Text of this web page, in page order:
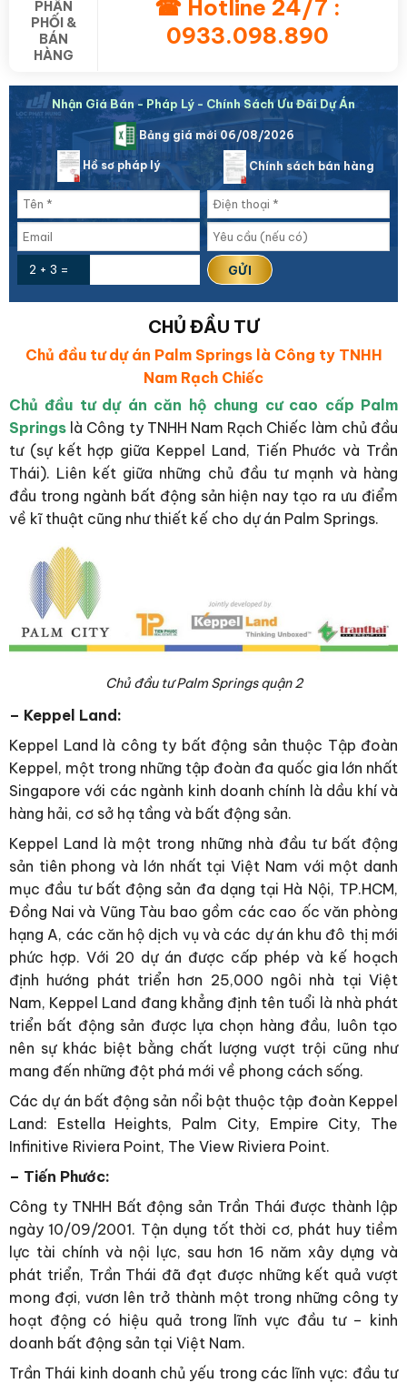
PHẤN
PHỐI &
BÁN
HÀNG
☎ Hotline 24/7 :
0933.098.890
Nhận Giá Bán - Pháp Lý - Chính Sách Ưu Đãi Dự Án
Bảng giá mới 06/08/2026
Hồ sơ pháp lý Chính sách bán hàng
2 + 3 =
CHỦ ĐẦU TƯ
Chủ đầu tư dự án Palm Springs là Công ty TNHH
Nam Rạch Chiếc
Chủ đầu tư dự án căn hộ chung cư cao cấp Palm
Springs là Công ty TNHH Nam Rạch Chiếc làm chủ đầu
tư (sự kết hợp giữa Keppel Land, Tiến Phước và Trần
Thái). Liên kết giữa những chủ đầu tư mạnh và hàng
đầu trong ngành bất động sản hiện nay tạo ra ưu điểm
về kĩ thuật cũng như thiết kế cho dự án Palm Springs.
Chủ đầu tư Palm Springs quận 2
– Keppel Land:
Keppel Land là công ty bất động sản thuộc Tập đoàn
Keppel, một trong những tập đoàn đa quốc gia lớn nhất
Singapore với các ngành kinh doanh chính là dầu khí và
hàng hải, cơ sở hạ tầng và bất động sản.
Keppel Land là một trong những nhà đầu tư bất động
sản tiên phong và lớn nhất tại Việt Nam với một danh
mục đầu tư bất động sản đa dạng tại Hà Nội, TP.HCM,
Đồng Nai và Vũng Tàu bao gồm các cao ốc văn phòng
hạng A, các căn hộ dịch vụ và các dự án khu đô thị mới
phức hợp. Với 20 dự án được cấp phép và kế hoạch
định hướng phát triển hơn 25,000 ngôi nhà tại Việt
Nam, Keppel Land đang khẳng định tên tuổi là nhà phát
triển bất động sản được lựa chọn hàng đầu, luôn tạo
nên sự khác biệt bằng chất lượng vượt trội cũng như
mang đến những đột phá mới về phong cách sống.
Các dự án bất động sản nổi bật thuộc tập đoàn Keppel
Land: Estella Heights, Palm City, Empire City, The
Infinitive Riviera Point, The View Riviera Point.
– Tiến Phước:
Công ty TNHH Bất động sản Trần Thái được thành lập
ngày 10/09/2001. Tận dụng tốt thời cơ, phát huy tiềm
lực tài chính và nội lực, sau hơn 16 năm xây dựng và
phát triển, Trần Thái đã đạt được những kết quả vượt
mong đợi, vươn lên trở thành một trong những công ty
hoạt động có hiệu quả trong lĩnh vực đầu tư – kinh
doanh bất động sản tại Việt Nam.
Trần Thái kinh doanh chủ yếu trong các lĩnh vực: đầu tư